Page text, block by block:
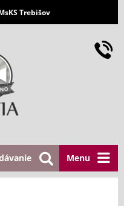
Trebišov
Menu